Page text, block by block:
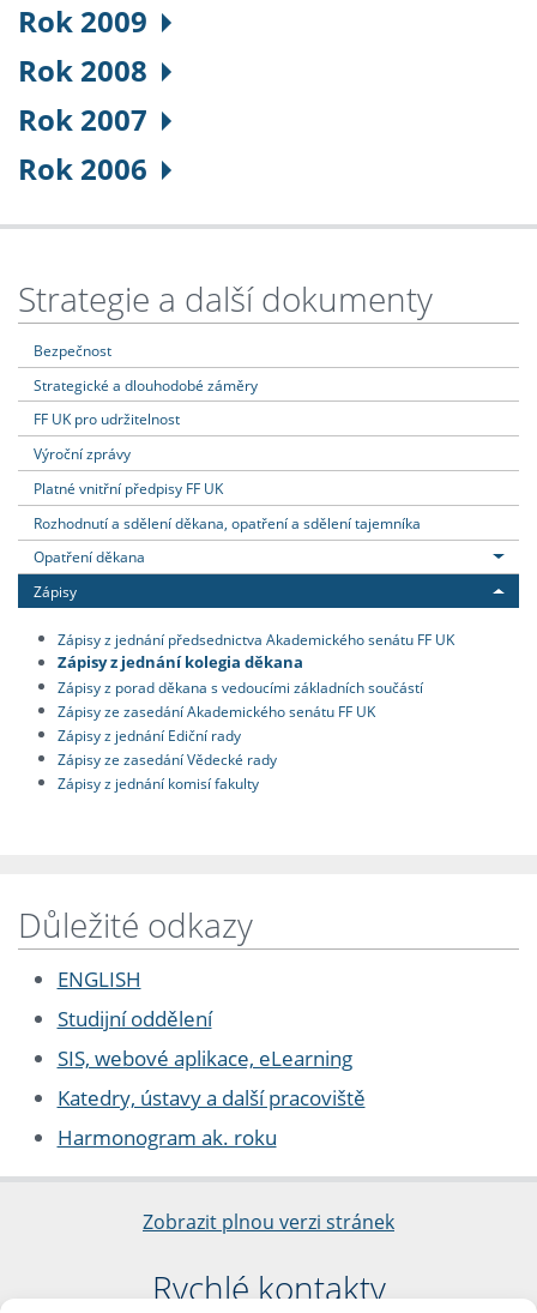
Rok 2009
Rok 2008
Rok 2007
Rok 2006
Strategie a další dokumenty
Bezpečnost
Strategické a dlouhodobé záměry
FF UK pro udržitelnost
Výroční zprávy
Platné vnitřní předpisy FF UK
Rozhodnutí a sdělení děkana, opatření a sdělení tajemníka
Opatření děkana
Zápisy
Zápisy z jednání předsednictva Akademického senátu FF UK
Zápisy z jednání kolegia děkana
Zápisy z porad děkana s vedoucími základních součástí
Zápisy ze zasedání Akademického senátu FF UK
Zápisy z jednání Ediční rady
Zápisy ze zasedání Vědecké rady
Zápisy z jednání komisí fakulty
Důležité odkazy
ENGLISH
Studijní oddělení
SIS, webové aplikace, eLearning
Katedry, ústavy a další pracoviště
Harmonogram ak. roku
Zobrazit plnou verzi stránek
Rychlé kontakty